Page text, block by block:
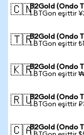
🇨🇳B2Gold (Ondo
1 BTGon eşittir
🇹🇷B2Gold (Ondo
1 BTGon eşittir
🇰🇷B2Gold (Ondo
1 BTGon eşittir
🇷🇺B2Gold (Ondo
1 BTGon eşittir
🇨🇦B2Gold (Ondo